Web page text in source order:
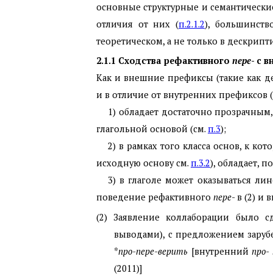
основные структурные и
отличия от них (п.2.1.2),
теоретическом, а не только в
2.1.1 Сходства рефактивного пере- с
Как и внешние префиксы (такие как
и в отличие от внутренних префиксов
1) обладает достаточно
глагольной основой (см. п.3);
2) в рамках того класса основ, к
исходную основу см. п.3.2), обладает,
3) в глаголе может оказываться
поведение рефактивного пере- в (2) и
(2) Заявление коллаборации было
выводами), с предложением
*про-пере-верить [внутреннийпро-
(2011)]